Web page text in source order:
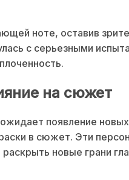
ноте, оставив
с серьезными
на сюжет
появление новых
в сюжет. Эти
новые грани